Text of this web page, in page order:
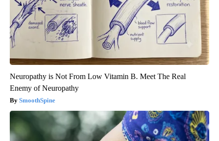
Neuropathy is Not From Low Vitamin B. Meet The Real
Enemy of Neuropathy
SmoothSpine